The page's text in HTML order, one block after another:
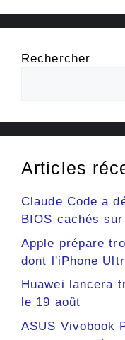
Rechercher
Articles
Claude Code a
BIOS cachés
Apple prépare
dont l'iPhone
Huawei lancera
le 19 août
ASUS Vivobook